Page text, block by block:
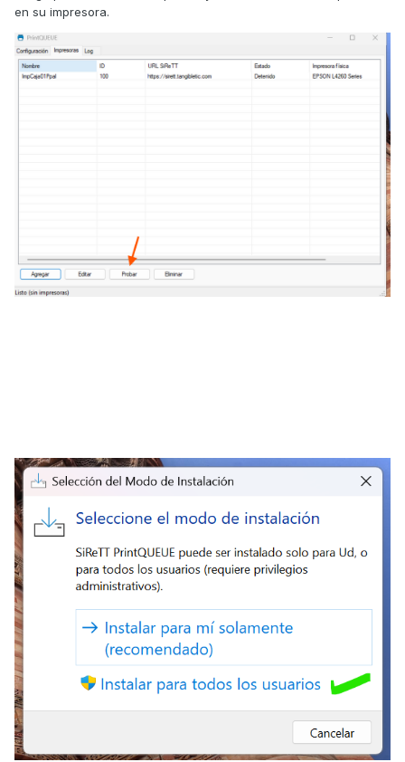
en su impresora.